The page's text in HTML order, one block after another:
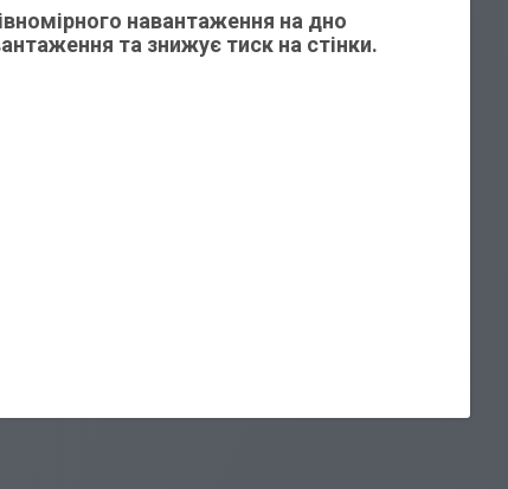
навантаження на дно
та знижує тиск на стінки.